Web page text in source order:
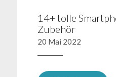
14+ tolle
Zubehör
20 Mai 2022